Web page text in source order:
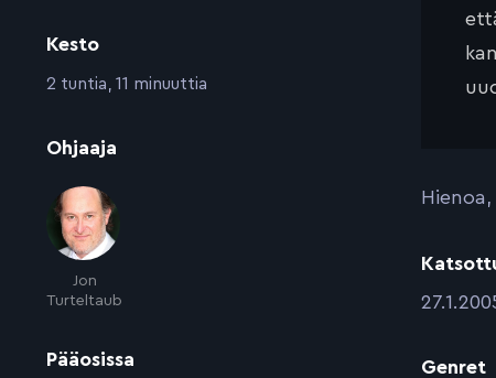
Kesto
:2 tuntia, 11 minuuttia
Ohjaaja
Jon
Turteltaub
Pääosissa
:
Genret